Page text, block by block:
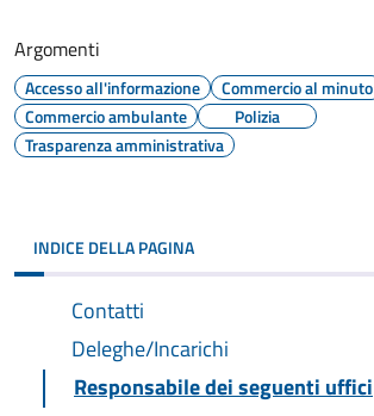
Argomenti
Accesso all'informazione
Commercio al minuto
Commercio ambulante
Polizia
Trasparenza amministrativa
INDICE DELLA PAGINA
Contatti
Deleghe/Incarichi
Responsabile dei seguenti uffici